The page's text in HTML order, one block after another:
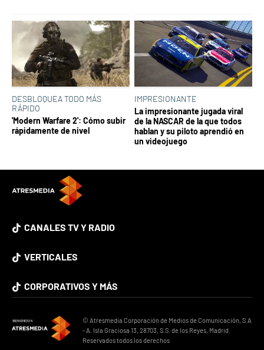
DESBLOQUEA TODO MÁS
RÁPIDO
'Modern Warfare 2': Cómo subir
rápidamente de nivel
IMPRESIONANTE
La impresionante jugada viral
de la NASCAR de la que todos
hablan y su piloto aprendió en
un videojuego
CANALES TV Y RADIO
VERTICALES
CORPORATIVOS Y MÁS
© Atresmedia Corporación de Medios de Comunicación, S.A
- A. Isla Graciosa 13, 28703, S.S. de los Reyes, Madrid.
Reservados todos los derechos